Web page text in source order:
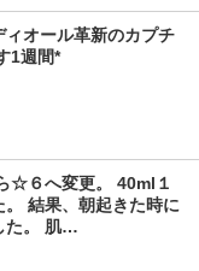
オール革新のカプチ
1週間*
☆６へ変更。 40ml１
結果、朝起きた時に
た。 肌…